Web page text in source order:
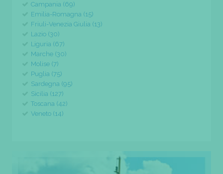
Campania (69)
Emilia-Romagna (15)
Friuli-Venezia Giulia (13)
Lazio (30)
Liguria (67)
Marche (30)
Molise (7)
Puglia (75)
Sardegna (95)
Sicilia (127)
Toscana (42)
Veneto (14)